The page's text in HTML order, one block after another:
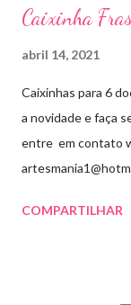
Caixinha
abril 14, 2021
Caixinhas para 6
a novidade e faça
entre em contato
COMPARTILHAR